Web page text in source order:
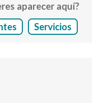
aparecer aquí?
Servicios